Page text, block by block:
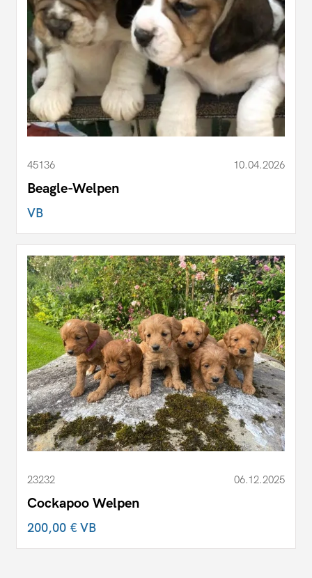
45136 10.04.2026
Beagle-Welpen
VB
23232 06.12.2025
Cockapoo Welpen
200,00 €VB